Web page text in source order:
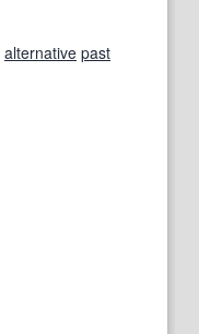
alternative past